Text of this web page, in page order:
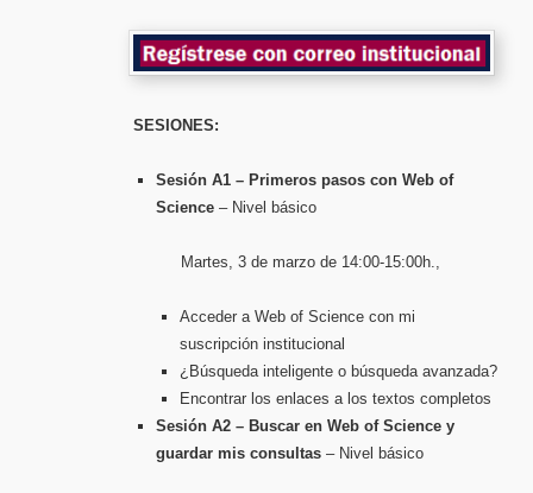
SESIONES:
Sesión A1 – Primeros pasos con Web of
Science– Nivel básico
Martes, 3 de marzo de 14:00-15:00h.,
Acceder a Web of Science con mi
suscripción institucional
¿Búsqueda inteligente o búsqueda avanzada?
Encontrar los enlaces a los textos completos
Sesión A2 – Buscar en Web of Science y
guardar mis consultas– Nivel básico